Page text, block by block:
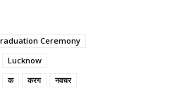
Ceremony
Lucknow
क करग
नवचर